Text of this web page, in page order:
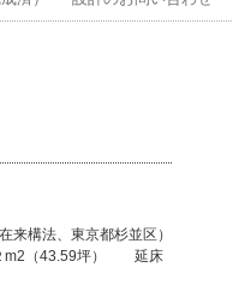
来構法、東京都杉並区）
m2（43.59坪） 延床